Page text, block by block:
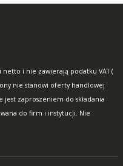
i nie zawierają podatku VAT (
nie stanowi oferty handlowej
jest zaproszeniem do składania
do firm i instytucji. Nie